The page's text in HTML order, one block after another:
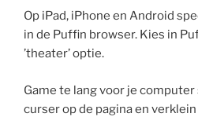
Op iPad, iPhone en Android
in de Puffin browser. Kies in
’theater’ optie.
Game te lang voor je
curser op de pagina en